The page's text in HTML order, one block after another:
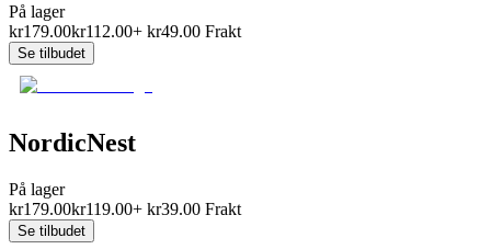
På lager
kr179.00kr112.00+ kr49.00 Frakt
Se tilbudet
NordicNest
På lager
kr179.00kr119.00+ kr39.00 Frakt
Se tilbudet